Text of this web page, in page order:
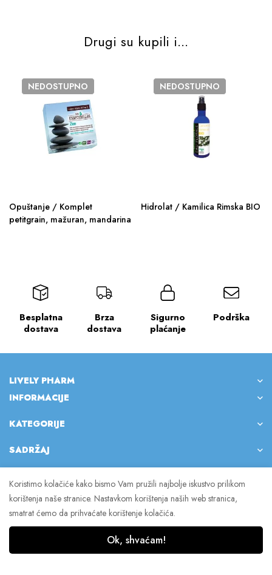
Drugi su kupili i...
NEDOSTUPNO
Opuštanje / Komplet
petitgrain, mažuran, mandarina
NEDOSTUPNO
Hidrolat / Kamilica Rimska BIO
Besplatna
dostava
Brza
dostava
Sigurno
plaćanje
Podrška
LIVELY PHARM
INFORMACIJE
KATEGORIJE
SADRŽAJ
© 2023 Lively Pharm. Sva prava pridržana.
Koristimo kolačiće kako bismo Vam pružili najbolje iskustvo prilikom
korištenja naše stranice. Nastavkom korištenja naših web stranica,
smatrat ćemo da prihvaćate korištenje kolačića.
Ok, shvaćam!